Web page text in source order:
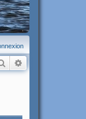
Rechercher